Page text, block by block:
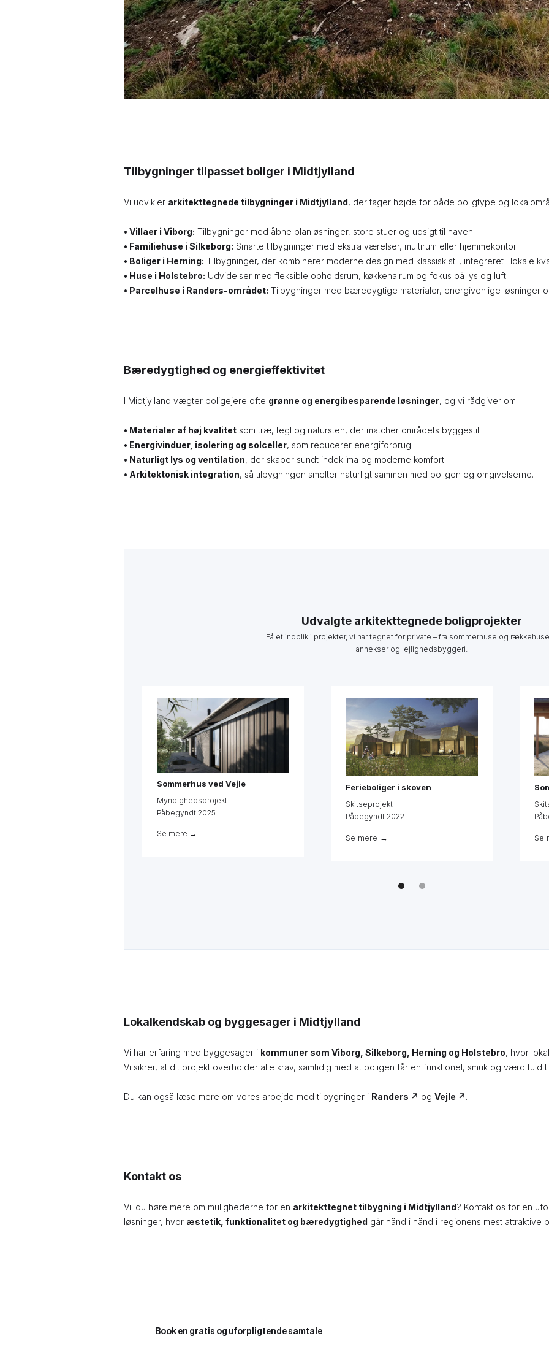
Tilbygninger tilpasset boliger i Midtjylland
Vi udvikler arkitekttegnede tilbygninger i Midtjylland, der tager højde for både boligtype og
• Villaer i Viborg: Tilbygninger med åbne planløsninger, store stuer og udsigt til haven.
• Familiehuse i Silkeborg: Smarte tilbygninger med ekstra værelser, multirum eller hjemmekontor.
• Boliger i Herning: Tilbygninger, der kombinerer moderne design med klassisk stil, integreret i lokale
• Huse i Holstebro: Udvidelser med fleksible opholdsrum, køkkenalrum og fokus på lys og luft.
• Parcelhuse i Randers-området: Tilbygninger med bæredygtige materialer, energivenlige løsninger
Bæredygtighed og energieffektivitet
I Midtjylland vægter boligejere ofte grønne og energibesparende løsninger, og vi rådgiver om:
• Materialer af høj kvalitet som træ, tegl og natursten, der matcher områdets byggestil.
• Energivinduer, isolering og solceller, som reducerer energiforbrug.
• Naturligt lys og ventilation, der skaber sundt indeklima og moderne komfort.
• Arkitektonisk integration, så tilbygningen smelter naturligt sammen med boligen og omgivelserne.
Udvalgte arkitekttegnede boligprojekter
Få et indblik i projekter, vi har tegnet for private – fra sommerhuse og
annekser og lejlighedsbyggeri.
Sommerhus ved Vejle
Myndighedsprojekt
Påbegyndt 2025
Se mere →
Ferieboliger i skoven
Skitseprojekt
Påbegyndt 2022
Se mere → Se
Lokalkendskab og byggesager i Midtjylland
Vi har erfaring med byggesager i kommuner som Viborg, Silkeborg, Herning og Holstebro, hvor
Vi sikrer, at dit projekt overholder alle krav, samtidig med at boligen får en funktionel, smuk og værdifuld
Du kan også læse mere om vores arbejde med tilbygninger i Randers ↗ og Vejle ↗.
Kontakt os
Vil du høre mere om mulighederne for en arkitekttegnet tilbygning i Midtjylland? Kontakt os for en
løsninger, hvor æstetik, funktionalitet og bæredygtighed går hånd i hånd i regionens mest attraktive
Book en gratis og uforpligtende samtale